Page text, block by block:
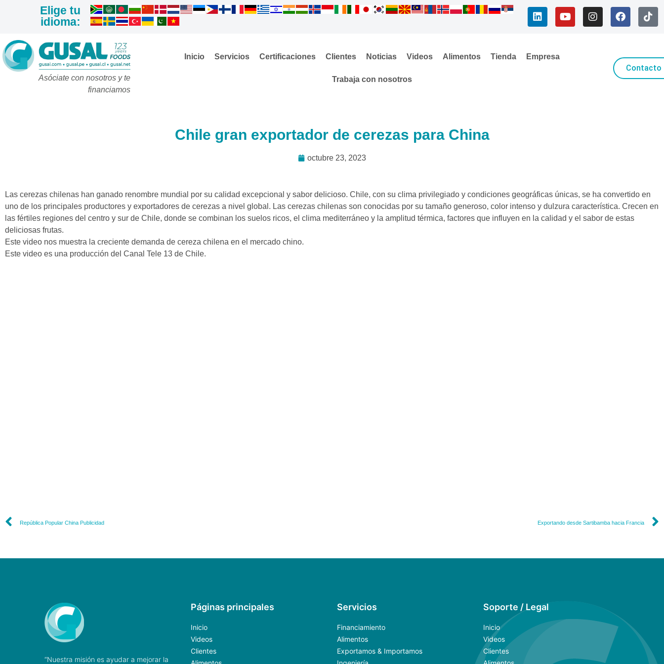
Elige tu
idioma:
Asóciate con nosotros y te
financiamos
Inicio Servicios Certificaciones Clientes Noticias Videos Alimentos Tienda Empresa
Trabaja con nosotros
Contacto
Chile gran exportador de cerezas para China
octubre 23, 2023
Las cerezas chilenas han ganado renombre mundial por su calidad excepcional y sabor delicioso. Chile, con su clima privilegiado y condiciones geográficas únicas, se ha convertido en
uno de los principales productores y exportadores de cerezas a nivel global. Las cerezas chilenas son conocidas por su tamaño generoso, color intenso y dulzura característica. Crecen en
las fértiles regiones del centro y sur de Chile, donde se combinan los suelos ricos, el clima mediterráneo y la amplitud térmica, factores que influyen en la calidad y el sabor de estas
deliciosas frutas.
Este video nos muestra la creciente demanda de cereza chilena en el mercado chino.
Este video es una producción del Canal Tele 13 de Chile.
República Popular China Publicidad Exportando desde Sartibamba hacia Francia
“Nuestra misión es ayudar a mejorar la
Páginas principales
Inicio
Videos
Clientes
Servicios
Financiamiento
Alimentos
Exportamos & Importamos
Soporte / Legal
Inicio
Videos
Clientes